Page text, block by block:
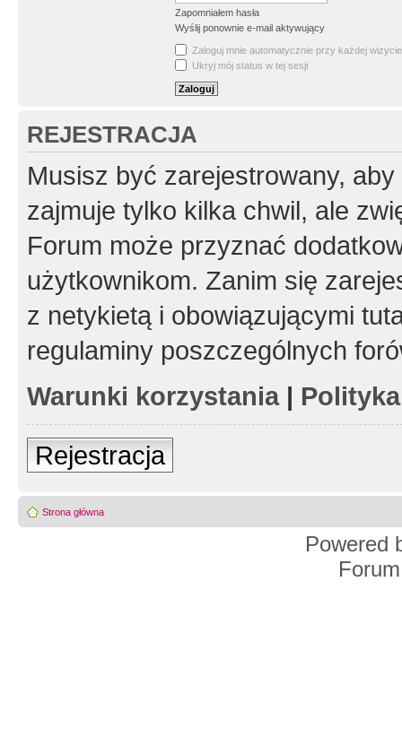
Zapomniałem hasła
Wyślij ponownie e-mail aktywujący
Zaloguj mnie automatycznie przy każdej wizycie
Ukryj mój status w tej sesji
REJESTRACJA
Musisz być zarejestrowany,
zajmuje tylko kilka chwil, ale
Forum może przyznać
użytkownikom. Zanim się
z netykietą i obowiązującymi
regulaminy poszczególnych
Warunki korzystania|
Rejestracja
Strona główna
Powered